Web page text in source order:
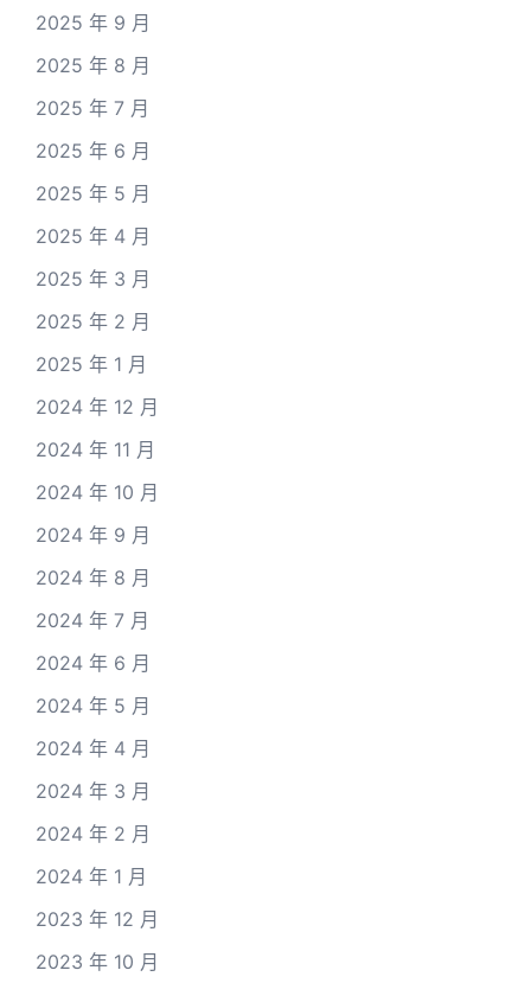
2025 年 9 月
2025 年 8 月
2025 年 7 月
2025 年 6 月
2025 年 5 月
2025 年 4 月
2025 年 3 月
2025 年 2 月
2025 年 1 月
2024 年 12 月
2024 年 11 月
2024 年 10 月
2024 年 9 月
2024 年 8 月
2024 年 7 月
2024 年 6 月
2024 年 5 月
2024 年 4 月
2024 年 3 月
2024 年 2 月
2024 年 1 月
2023 年 12 月
2023 年 10 月